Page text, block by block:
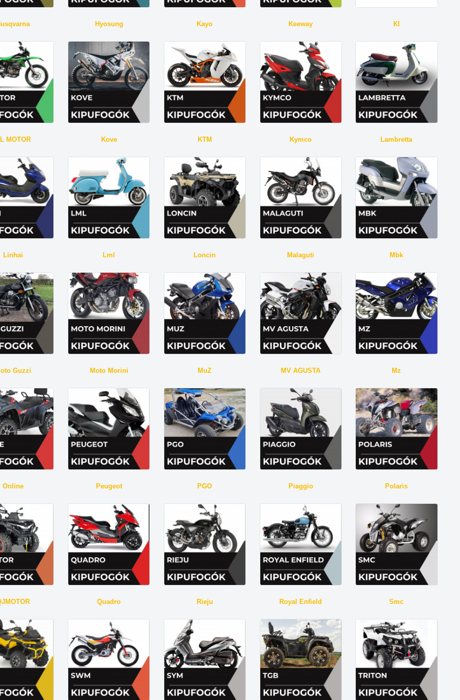
Hyosung Kayo Keeway Kl
MOTOR Kove KTM Kymco Lambretta
Linhai Lml Loncin Malaguti Mbk
Guzzi Moto Morini MuZ MV AGUSTA Mz
Online Peugeot PGO Piaggio Polaris
Quadro Rieju Royal Enfield Smc